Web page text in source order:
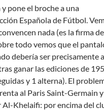
pone el broche a una
Española de Fútbol.
nada (es la firma de
todo vemos que el
debería ser precisamente
ganar las ediciones de
y 1 alterna). El
al Paris Saint-Germain
Khelaifi: por encima del